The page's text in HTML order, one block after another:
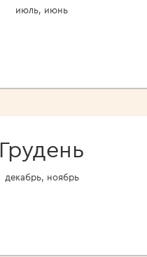
июль, июнь
декабрь, ноябрь